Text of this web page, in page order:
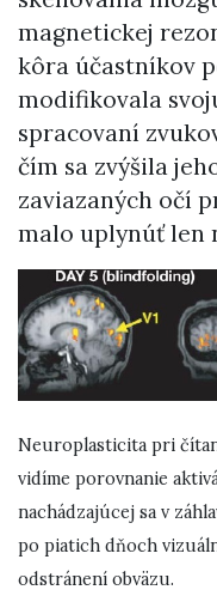
magnetickej
kôra účastníkov
modifikovala
spracovaní
čím sa zvýšila
zaviazaných očí
malo uplynúť len
Neuroplasticita pri
vidíme porovnanie
nachádzajúcej sa v
po piatich dňoch
odstránení obväzu.